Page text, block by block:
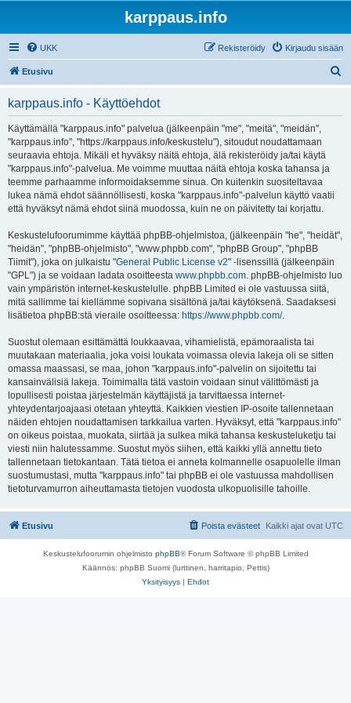
karppaus.info
UKK Kirjaudu sisään
Rekisteröidy
Etusivu
karppaus.info - Käyttöehdot
Käyttämällä "karppaus.info" palvelua (jälkeenpäin "me", "meitä", "meidän",
"karppaus.info", "https://karppaus.info/keskustelu"), sitoudut noudattamaan
seuraavia ehtoja. Mikäli et hyväksy näitä ehtoja, älä rekisteröidy ja/tai käytä
"karppaus.info"-palvelua. Me voimme muuttaa näitä ehtoja koska tahansa ja
teemme parhaamme informoidaksemme sinua. On kuitenkin suositeltavaa
lukea nämä ehdot säännöllisesti, koska "karppaus.info"-palvelun käyttö vaatii
että hyväksyt nämä ehdot siinä muodossa, kuin ne on päivitetty tai korjattu.
Keskustelufoorumimme käyttää phpBB-ohjelmistoa, (jälkeenpäin "he", "heidät",
"heidän", "phpBB-ohjelmisto", "www.phpbb.com", "phpBB Group", "phpBB
Tiimit"), joka on julkaistu "General Public License v2" -lisenssillä (jälkeenpäin
"GPL") ja se voidaan ladata osoitteesta www.phpbb.com. phpBB-ohjelmisto luo
vain ympäristön internet-keskustelulle. phpBB Limited ei ole vastuussa siitä,
mitä sallimme tai kiellämme sopivana sisältönä ja/tai käytöksenä. Saadaksesi
lisätietoa phpBB:stä vieraile osoitteessa: https://www.phpbb.com/.
Suostut olemaan esittämättä loukkaavaa, vihamielistä, epämoraalista tai
muutakaan materiaalia, joka voisi loukata voimassa olevia lakeja oli se sitten
omassa maassasi, se maa, johon "karppaus.info"-palvelin on sijoitettu tai
kansainvälisiä lakeja. Toimimalla tätä vastoin voidaan sinut välittömästi ja
lopullisesti poistaa järjestelmän käyttäjistä ja tarvittaessa internet-
yhteydentarjoajaasi otetaan yhteyttä. Kaikkien viestien IP-osoite tallennetaan
näiden ehtojen noudattamisen tarkkailua varten. Hyväksyt, että "karppaus.info"
on oikeus poistaa, muokata, siirtää ja sulkea mikä tahansa keskusteluketju tai
viesti niin halutessamme. Suostut myös siihen, että kaikki yllä annettu tieto
tallennetaan tietokantaan. Tätä tietoa ei anneta kolmannelle osapuolelle ilman
suostumustasi, mutta "karppaus.info" tai phpBB ei ole vastuussa mahdollisen
tietoturvamurron aiheuttamasta tietojen vuodosta ulkopuolisille tahoille.
Etusivu Kaikki ajat ovat UTC
Poista evästeet
Keskustelufoorumin ohjelmisto phpBB® Forum Software © phpBB Limited
Käännös: phpBB Suomi (lurttinen, harritapio, Pettis)
Yksityisyys | Ehdot